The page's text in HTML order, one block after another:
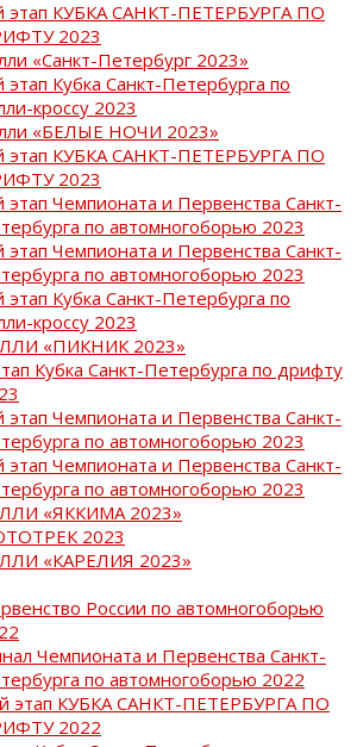
этап КУБКА САНКТ-ПЕТЕРБУРГА ПО
2023
«Санкт-Петербург 2023»
этап Кубка Санкт-Петербурга по
кроссу 2023
«БЕЛЫЕ НОЧИ 2023»
этап КУБКА САНКТ-ПЕТЕРБУРГА ПО
2023
этап Чемпионата и Первенства Санкт-
по автомногоборью 2023
этап Чемпионата и Первенства Санкт-
по автомногоборью 2023
этап Кубка Санкт-Петербурга по
кроссу 2023
«ПИКНИК 2023»
Кубка Санкт-Петербурга по дрифту
этап Чемпионата и Первенства Санкт-
по автомногоборью 2023
этап Чемпионата и Первенства Санкт-
по автомногоборью 2023
«ЯККИМА 2023»
2023
«КАРЕЛИЯ 2023»
России по автомногоборью
Чемпионата и Первенства Санкт-
по автомногоборью 2022
этап КУБКА САНКТ-ПЕТЕРБУРГА ПО
2022